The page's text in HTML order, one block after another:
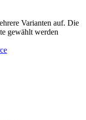
Varianten auf. Die
gewählt werden